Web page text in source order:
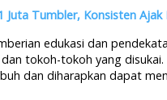
Juta Tumbler, Konsisten
edukasi dan
tokoh-tokoh yang
dan diharapkan dapat